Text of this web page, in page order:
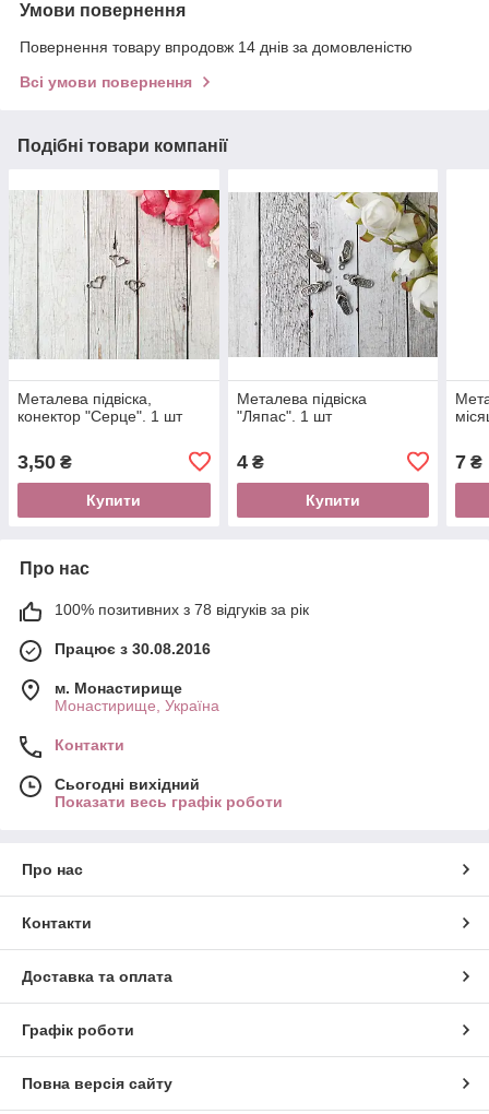
Умови повернення
Повернення товару впродовж 14 днів за домовленістю
Всі умови повернення
Подібні товари компанії
Металева підвіска,
конектор "Серце". 1 шт
3,50 ₴
Купити
Металева підвіска
"Ляпас". 1 шт
4₴
Купити
7 ₴
Про нас
100% позитивних з 78 відгуків за рік
Працює з 30.08.2016
м. Монастирище
Монастирище, Україна
Контакти
Сьогодні вихідний
Показати весь графік роботи
Про нас
Контакти
Доставка та оплата
Графік роботи
Повна версія сайту